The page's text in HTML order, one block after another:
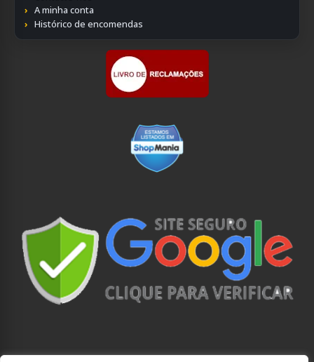
A minha conta
Histórico de encomendas